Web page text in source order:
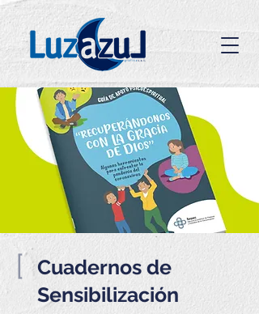
Cuadernos de
Sensibilización
[